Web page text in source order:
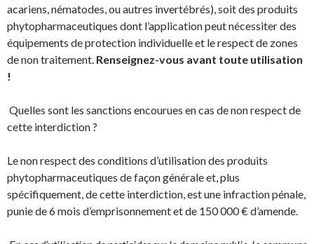
acariens, nématodes, ou autres invertébrés), soit des produits
phytopharmaceutiques dont l’application peut nécessiter des
équipements de protection individuelle et le respect de zones
de non traitement. Renseignez-vous avant toute utilisation
!
Quelles sont les sanctions encourues en cas de non respect de
cette interdiction ?
Le non respect des conditions d’utilisation des produits
phytopharmaceutiques de façon générale et, plus
spécifiquement, de cette interdiction, est une infraction pénale,
punie de 6 mois d’emprisonnement et de 150 000 € d’amende.